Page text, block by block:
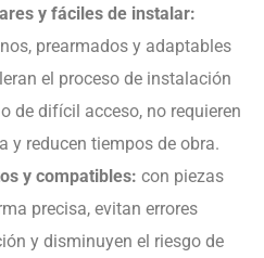
y fáciles de instalar:
prearmados y adaptables
el proceso de instalación
de difícil acceso, no requieren
y reducen tiempos de obra.
y compatibles: con piezas
precisa, evitan errores
y disminuyen el riesgo de